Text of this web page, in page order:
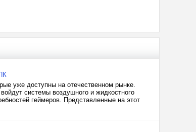
уже доступны на отечественном рынке.
системы воздушного и жидкостного
геймеров. Представленные на этот